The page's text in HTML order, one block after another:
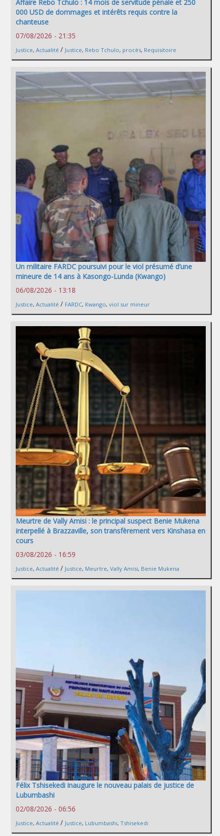
Affaire Rebo Tchulo : 14 mois de servitude pénale et 250
000 USD de dommages et intérêts requis contre la
chanteuse
07/08/2026 - 21:35
Justice, Actualité / Justice, Rebo Tchulo, procès, Requisitoire
Un militaire FARDC poursuivi pour le viol présumé d’une
mineure de 14 ans à Kasongo-Lunda (Kwango)
06/08/2026 - 13:18
Justice, Actualité / FARDC, Kwango, viol sur mineur
Meurtre de Vally Amisi : le principal suspect Benie Mukena
interpellé à Brazzaville, son transfèrement vers Kinshasa en
cours
03/08/2026 - 16:59
Justice, Actualité / Justice, Meurtre, Vally Amisi, Benie Mukena
Félix Tshisekedi inaugure le nouveau palais de justice de
Lubumbashi
02/08/2026 - 06:56
Justice, Actualité / Justice, Lubumbashi, Tshisekedi